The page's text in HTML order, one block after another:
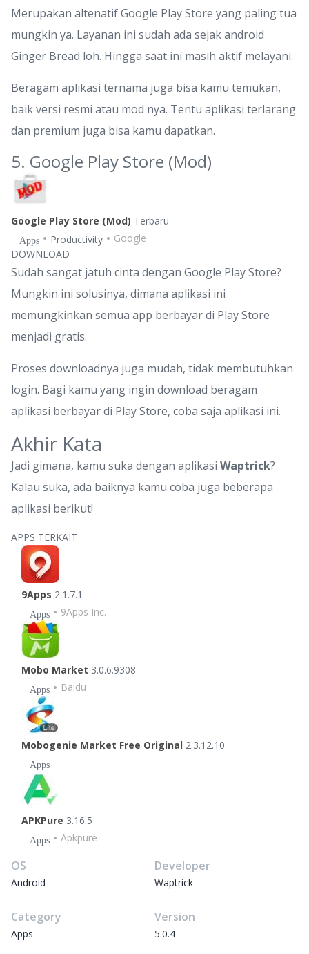
Merupakan altenatif Google Play Store yang paling tua
mungkin ya. Layanan ini sudah ada sejak android
Ginger Bread loh. Hingga saat ini masih aktif melayani.
Beragam aplikasi ternama juga bisa kamu temukan,
baik versi resmi atau mod nya. Tentu aplikasi terlarang
dan premium juga bisa kamu dapatkan.
5. Google Play Store (Mod)
Google Play Store (Mod) Terbaru
Apps Productivity
Google
DOWNLOAD
Sudah sangat jatuh cinta dengan Google Play Store?
Mungkin ini solusinya, dimana aplikasi ini
memungkinkan semua app berbayar di Play Store
menjadi gratis.
Proses downloadnya juga mudah, tidak membutuhkan
login. Bagi kamu yang ingin download beragam
aplikasi berbayar di Play Store, coba saja aplikasi ini.
Akhir Kata
Jadi gimana, kamu suka dengan aplikasi Waptrick?
Kalau suka, ada baiknya kamu coba juga beberapa
aplikasi berikut!
APPS TERKAIT
9Apps 2.1.7.1
Apps 9Apps Inc.
Mobo Market 3.0.6.9308
Apps Baidu
Mobogenie Market Free Original 2.3.12.10
Apps
APKPure 3.16.5
Apps Apkpure
OS
Android
Developer
Waptrick
Category
Apps
Version
5.0.4